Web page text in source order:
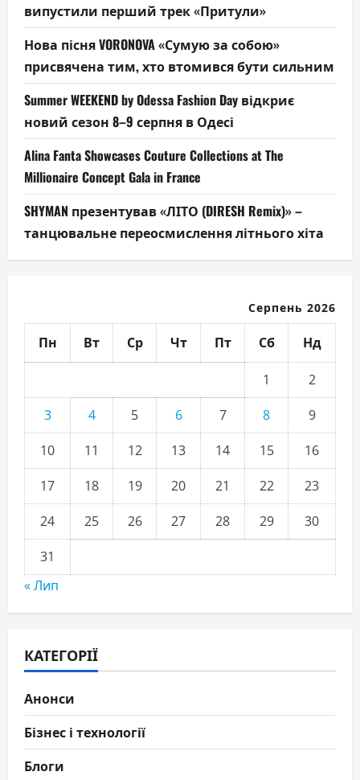
випустили перший трек «Притули»
Нова пісня VORONOVA «Сумую за собою»
присвячена тим, хто втомився бути сильним
Summer WEEKEND by Odessa Fashion Day відкриє
новий сезон 8–9 серпня в Одесі
Alina Fanta Showcases Couture Collections at The
Millionaire Concept Gala in France
SHYMAN презентував «ЛІТО (DIRESH Remix)» –
танцювальне переосмислення літнього хіта
Серпень 2026
Пн Вт Ср Чт Пт Сб Нд
1
2
3
4 5 6 7 8
9
10
11 12 13 14 15
16
17
18 19 20 21 22
23
24
25 26 27 28 29
30
31
« Лип
КАТЕГОРІЇ
Анонси
Бізнес і технології
Блоги